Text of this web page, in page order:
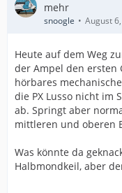
mehr
snoogle August
Heute auf dem Weg
der Ampel den ersten
hörbares
die PX Lusso nicht im
ab. Springt aber
mittleren und oberen
Was könnte da
Halbmondkeil, aber